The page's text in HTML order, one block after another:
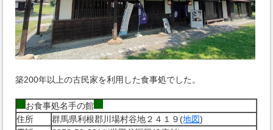
築200年以上の古民家を利用した食事処でした。
お食事処名手の館
住所
群馬県利根郡川場村谷地２４１９(地図)